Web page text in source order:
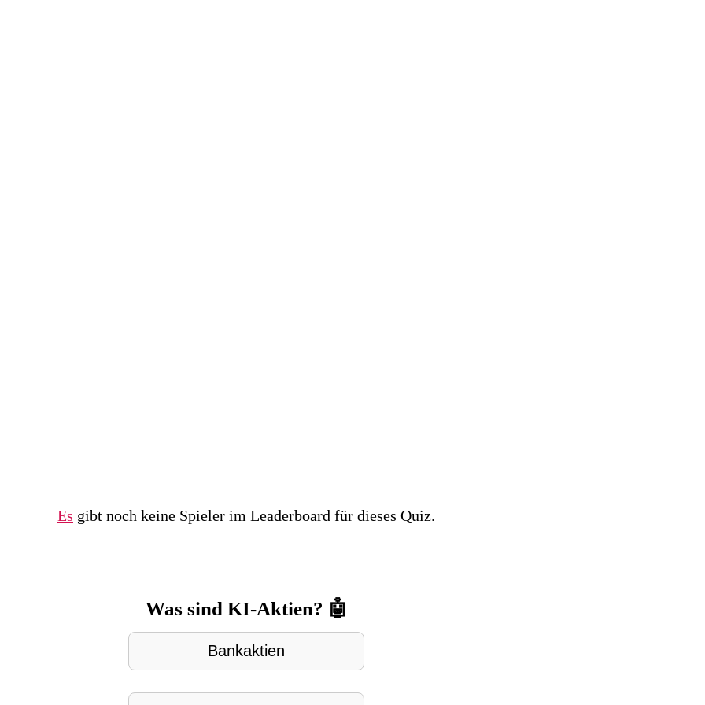
Es gibt noch keine Spieler im Leaderboard für dieses Quiz.
Was sind KI-Aktien? 🤖
Bankaktien